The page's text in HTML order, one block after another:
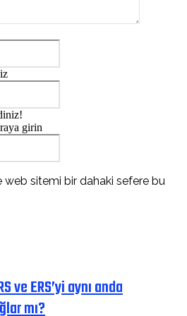
girin
web sitemi bir dahaki sefere bu
ve ERS’yi aynı anda
mı?